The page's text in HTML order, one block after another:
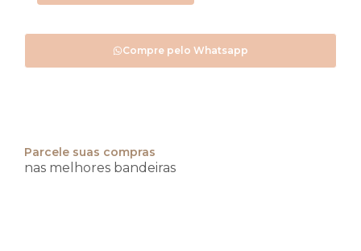
Compre pelo Whatsapp
Parcele suas compras
nas melhores bandeiras